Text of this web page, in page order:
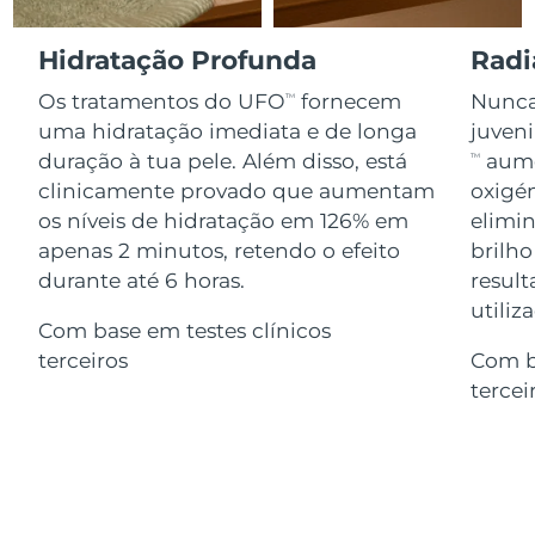
Hidratação Profunda
Os tratamentos do UFOTM
fornecem
uma hidratação imediata e de longa
duração à tua pele. Além disso, está
clinicamente provado que aumentam
os níveis de hidratação em 126% em
apenas 2 minutos, retendo o efeito
durante até 6 horas.
Com base em testes clínicos
terceiros
TM
brilho
Com
Advanced pore care essentials
Serum
issa™ Teeth Whitening Gel
18% PAP
Cosméticos Homens
Comprar todos
SOBRE
Israel Entrega prevista 13/8/26
Itália Entrega prevista 9/8/26
Japão Entrega prevista 12/8/26
Jersey Entrega prevista 14/8/26
Cazaquistão 11/8/26
Kuwait Entrega prevista
9/8/26